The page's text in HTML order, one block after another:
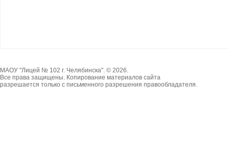
МАОУ "Лицей № 102 г. Челябинска". © 2026.
Все права защищены. Копирование материалов сайта
разрешается только с письменного разрешения правообладателя.